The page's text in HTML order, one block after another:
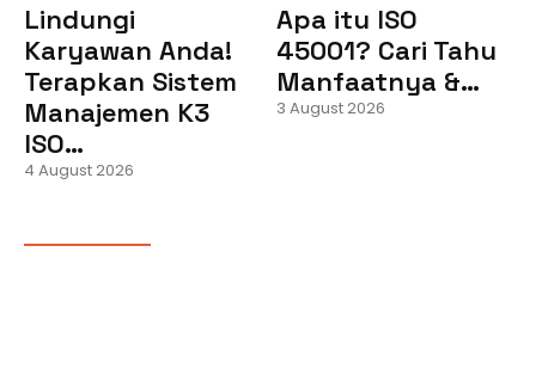
Lindungi
Karyawan Anda!
Terapkan Sistem
Manajemen K3
ISO…
4 August 2026
Apa itu ISO
45001? Cari Tahu
Manfaatnya &…
3 August 2026